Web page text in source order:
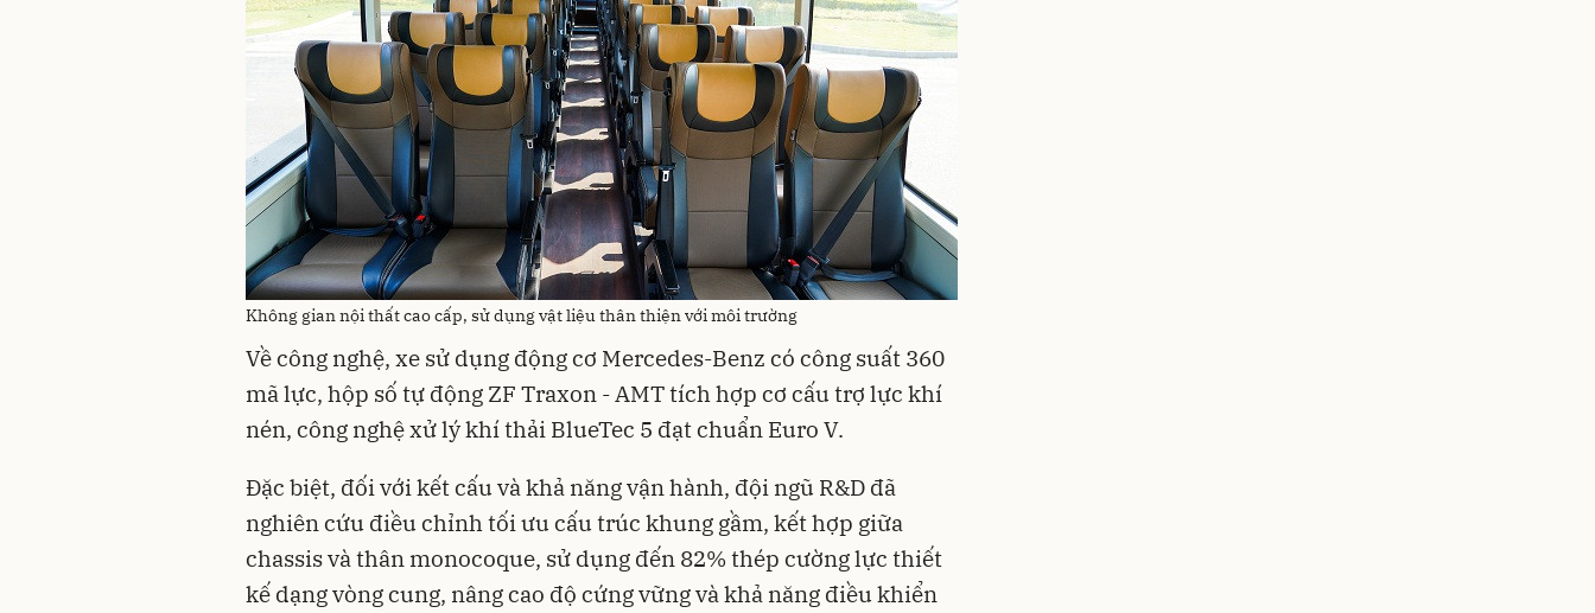
Không gian nội thất cao cấp, sử dụng vật liệu thân thiện với môi trường
Về công nghệ, xe sử dụng động cơ Mercedes-Benz có công suất 360
mã lực, hộp số tự động ZF Traxon - AMT tích hợp cơ cấu trợ lực khí
nén, công nghệ xử lý khí thải BlueTec 5 đạt chuẩn Euro V.
Đặc biệt, đối với kết cấu và khả năng vận hành, đội ngũ R&D đã
nghiên cứu điều chỉnh tối ưu cấu trúc khung gầm, kết hợp giữa
chassis và thân monocoque, sử dụng đến 82% thép cường lực thiết
kế dạng vòng cung, nâng cao độ cứng vững và khả năng điều khiển